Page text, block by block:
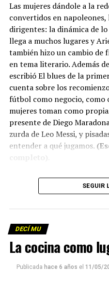
Las mujeres dándole a la
convertidos en napoleones,
dirigentes: la dinámica de
llega a muchos lugares y
también hizo un cambio
en tema literario. Además
escribió El blues de la
cuenta sobre los
fútbol como negocio, como
mujeres toman como
presente de Diego
zurda de Leo Messi, y
entender a qué jugamos.
Descargar los archivos de
Descargar el programa
La reproducción de este
que mandar un mail a
emitir todos los programas
SEGUIR
DECÍ MU
La cocina como
Publicada hace 6 años el 11/05/